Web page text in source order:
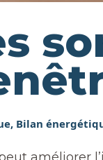
, Bilan